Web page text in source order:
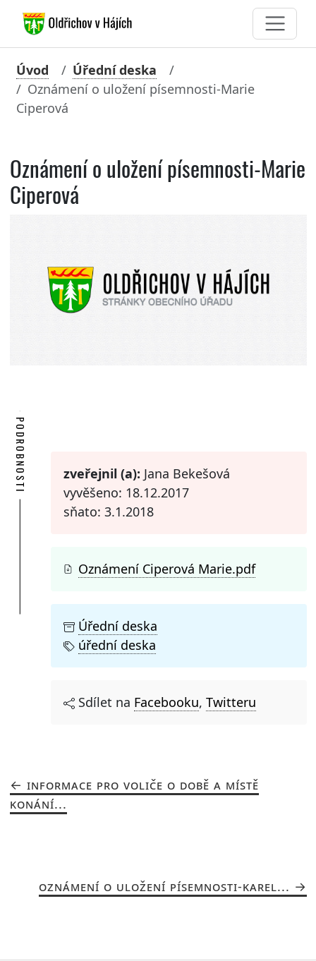
Úvod
Úřední deska
Oznámení o uložení písemnosti-Marie
Ciperová
Oznámení o uložení písemnosti-Marie
Ciperová
PODROBNOSTI zveřejnil (a): Jana Bekešová
vyvěšeno: 18.12.2017
sňato: 3.1.2018
Oznámení Ciperová Marie.pdf
Úřední deska
úřední deska
Sdílet na Facebooku, Twitteru
INFORMACE PRO VOLIČE O DOBĚ A MÍSTĚ
KONÁNÍ...
OZNÁMENÍ O ULOŽENÍ PÍSEMNOSTI-KAREL...